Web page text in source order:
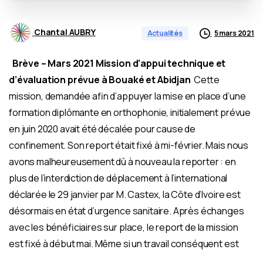
Chantal AUBRY Actualités 5 mars 2021
Brève – Mars 2021 Mission d’appui technique et
d’évaluation prévue à Bouaké et Abidjan Cette
mission, demandée afin d’appuyer la mise en place d’une
formation diplômante en orthophonie, initialement prévue
en juin 2020 avait été décalée pour cause de
confinement. Son report était fixé à mi-février. Mais nous
avons malheureusement dû à nouveau la reporter : en
plus de l’interdiction de déplacement à l’international
déclarée le 29 janvier par M. Castex, la Côte d’Ivoire est
désormais en état d’urgence sanitaire. Après échanges
avec les bénéficiaires sur place, le report de la mission
est fixé à début mai. Même si un travail conséquent est